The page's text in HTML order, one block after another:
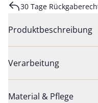
30 Tage
Produktbeschreibung
Verarbeitung
Material & Pflege